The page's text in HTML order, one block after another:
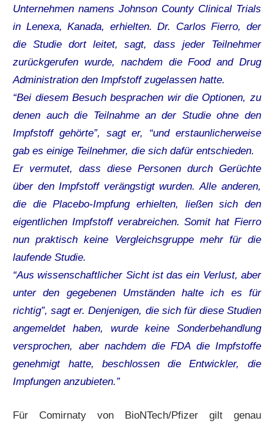
Unternehmen namens Johnson County Clinical Trials
in Lenexa, Kanada, erhielten. Dr. Carlos Fierro, der
die Studie dort leitet, sagt, dass jeder Teilnehmer
zurückgerufen wurde, nachdem die Food and Drug
Administration den Impfstoff zugelassen hatte.
“Bei diesem Besuch besprachen wir die Optionen, zu
denen auch die Teilnahme an der Studie ohne den
Impfstoff gehörte”, sagt er, “und erstaunlicherweise
gab es einige Teilnehmer, die sich dafür entschieden.
Er vermutet, dass diese Personen durch Gerüchte
über den Impfstoff verängstigt wurden. Alle anderen,
die die Placebo-Impfung erhielten, ließen sich den
eigentlichen Impfstoff verabreichen. Somit hat Fierro
nun praktisch keine Vergleichsgruppe mehr für die
laufende Studie.
“Aus wissenschaftlicher Sicht ist das ein Verlust, aber
unter den gegebenen Umständen halte ich es für
richtig”, sagt er. Denjenigen, die sich für diese Studien
angemeldet haben, wurde keine Sonderbehandlung
versprochen, aber nachdem die FDA die Impfstoffe
genehmigt hatte, beschlossen die Entwickler, die
Impfungen anzubieten.”
Für Comirnaty von BioNTech/Pfizer gilt genau